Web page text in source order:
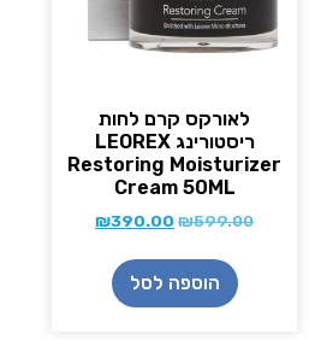
לאורקס קרם לחות
ריסטורינג LEOREX
Restoring Moisturizer
Cream 50ML
₪599.00
₪390.00
הוספה לסל